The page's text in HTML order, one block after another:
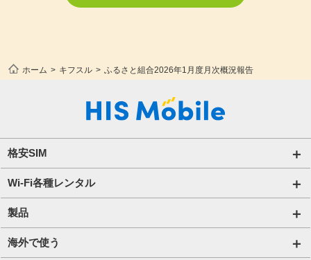
ホーム キフスル ふるさと組合2026年1月度月次概況報告
格安SIM
国内通信SIM一覧
自由自在2.0プラン
ビタッ！プラン
Wi-Fi各種レンタル
法人のお客様トップページ
海外短期レンタル HIS Wi-Fi
製品
オンラインショップ
海外で使う